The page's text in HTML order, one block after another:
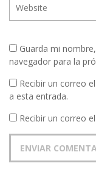
Guarda mi
navegador para la
Recibir un correo
a esta entrada.
Recibir un correo